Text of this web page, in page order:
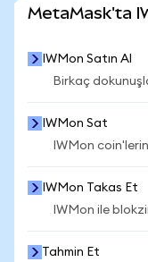
MetaMask'ta
IWMon Satın Al
Birkaç
IWMon Sat
IWMon
IWMon Takas Et
IWMon ile
Tahmin Et